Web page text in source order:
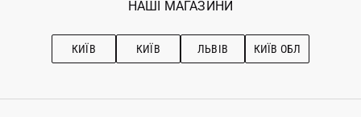
Ostriv Club+
Рекомендації з догляду
НАШІ МАГАЗИНИ
КИЇВ КИЇВ ЛЬВІВ КИЇВ ОБЛ